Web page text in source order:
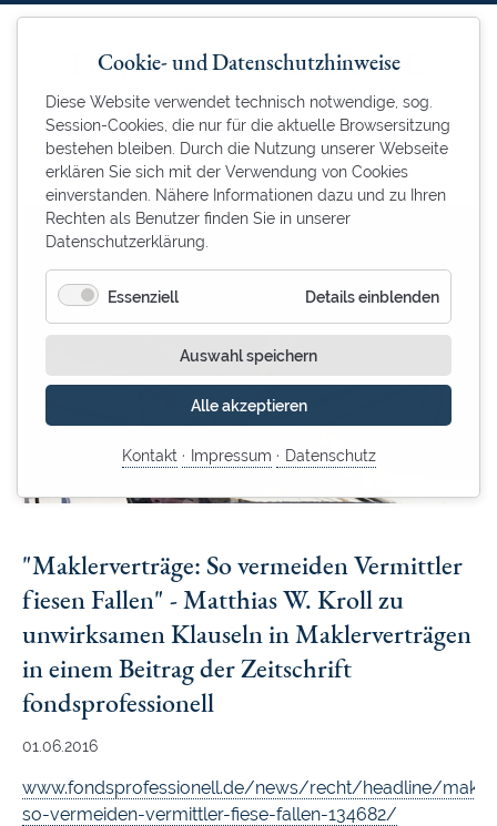
Cookie- und Datenschutzhinweise
Diese Website verwendet technisch notwendige, sog.
Session-Cookies, die nur für die aktuelle Browsersitzung
bestehen bleiben. Durch die Nutzung unserer Webseite
erklären Sie sich mit der Verwendung von Cookies
einverstanden. Nähere Informationen dazu und zu Ihren
Rechten als Benutzer finden Sie in unserer
Datenschutzerklärung.
Essenziell Details einblendenfür
Auswahl speichern
Alle akzeptieren
Kontakt Impressum Datenschutz
"Maklerverträge: So vermeiden Vermittler
fiesen Fallen" - Matthias W. Kroll zu
unwirksamen Klauseln in Maklerverträgen
in einem Beitrag der Zeitschrift
fondsprofessionell
01.06.2016
www.fondsprofessionell.de/news/recht/headline/
so-vermeiden-vermittler-fiese-fallen-134682/